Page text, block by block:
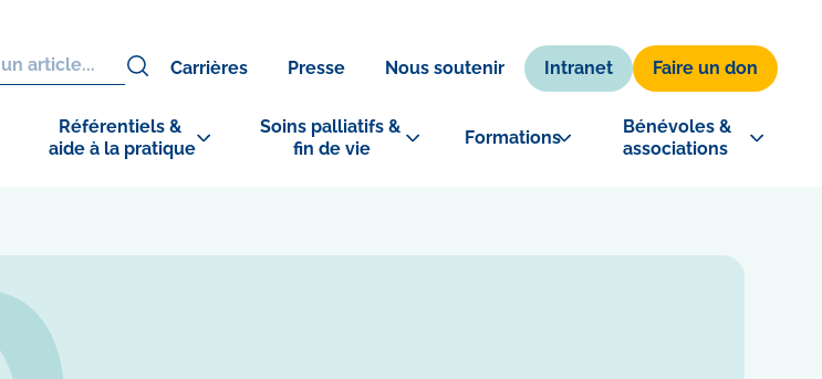
Carrières Presse Nous soutenir Intranet Faire un don
Référentiels &
aide à la pratique
Soins palliatifs &
fin de vie
Formations
Bénévoles &
associations